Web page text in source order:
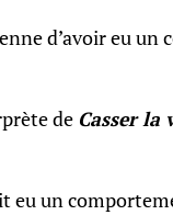
d’avoir eu
de Casser la
eu un